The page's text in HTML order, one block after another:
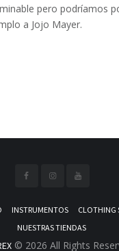
pero podríamos
a Jojo Mayer.
INSTRUMENTOS
CLOTHING
NUESTRAS TIENDAS
© 2026 All Rights